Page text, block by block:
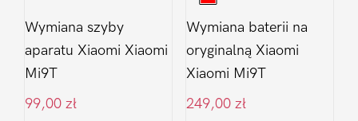
Wymiana szyby
aparatu Xiaomi Xiaomi
Mi9T
99,00 zł
Wymiana baterii na
oryginalną Xiaomi
Xiaomi Mi9T
249,00 zł